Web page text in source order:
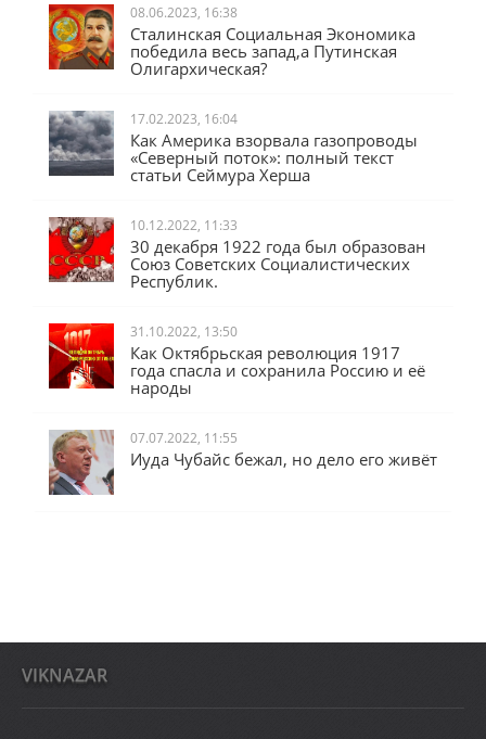
08.06.2023, 16:38
Сталинская Социальная Экономика
победила весь запад,а Путинская
Олигархическая?
17.02.2023, 16:04
Как Америка взорвала газопроводы
«Северный поток»: полный текст
статьи Сеймура Херша
10.12.2022, 11:33
30 декабря 1922 года был образован
Союз Советских Социалистических
Республик.
31.10.2022, 13:50
Как Октябрьская революция 1917
года спасла и сохранила Россию и её
народы
07.07.2022, 11:55
Иуда Чубайс бежал, но дело его живёт
VIKNAZAR